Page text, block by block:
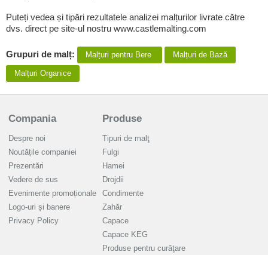
Puteți vedea și tipări rezultatele analizei malțurilor livrate către
dvs. direct pe site-ul nostru www.castlemalting.com
Grupuri de malț: Malțuri pentru Bere Malțuri de Bază
Malțuri Organice
Compania
Despre noi
Noutățile companiei
Prezentări
Vedere de sus
Evenimente promoționale
Logo-uri și banere
Privacy Policy
Produse
Tipuri de malţ
Fulgi
Hamei
Drojdii
Condimente
Zahăr
Capace
Capace KEG
Produse pentru curăţare